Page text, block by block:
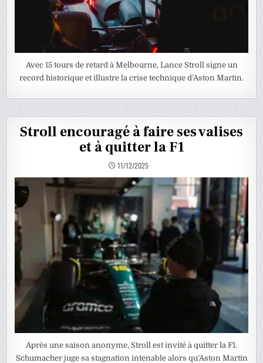
Avec 15 tours de retard à Melbourne, Lance Stroll signe un
record historique et illustre la crise technique d’Aston Martin.
Stroll encouragé à faire ses valises
et à quitter la F1
11/12/2025
Après une saison anonyme, Stroll est invité à quitter la F1.
Schumacher juge sa stagnation intenable alors qu’Aston Martin